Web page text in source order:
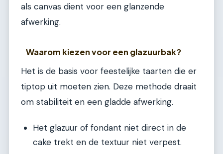
als canvas dient voor een glanzende
afwerking.
Waarom kiezen voor een glazuurbak?
Het is de basis voor feestelijke taarten die er
tiptop uit moeten zien. Deze methode draait
om stabiliteit en een gladde afwerking.
Het glazuur of fondant niet direct in de
cake trekt en de textuur niet verpest.